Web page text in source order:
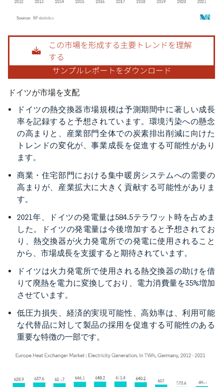
画像 © Mordor Intelligence。再利用にはCC BY 4.0の表示が必要です。
ドイツが市場を支配
ドイツの熱交換器市場規模は予測期間中に著しい成長
率を記録すると予想されています。環境汚染への懸念
の高まりと、産業部門全体での炭素排出削減に向けた
トレンドの変化が、事業成長を促進する可能性があり
ます。
商業・住宅部門における集中暖房システムへの需要の
高まりが、産業拡大に大きく貢献する可能性がありま
す。
2021年、ドイツの発電量は584.5テラワット時を占めま
した。ドイツの発電量は今後増加すると予想されてお
り、熱交換器が火力発電所での発電に使用されること
から、市場成長を支援すると期待されています。
ドイツは火力発電所で使用される熱交換器の助けを借
りて廃熱を電力に変換しており、電力消費量を35%増加
させています。
低圧力損失、経済的実現可能性、高効率は、利用可能
な代替品に対して製品の採用を促進する可能性のある
重要な特徴の一部です。